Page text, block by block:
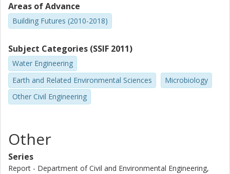
Areas of Advance
Building Futures (2010-2018)
Subject Categories (SSIF 2011)
Water Engineering
Earth and Related Environmental Sciences
Microbiology
Other Civil Engineering
Other
Series
Report - Department of Civil and Environmental Engineering,